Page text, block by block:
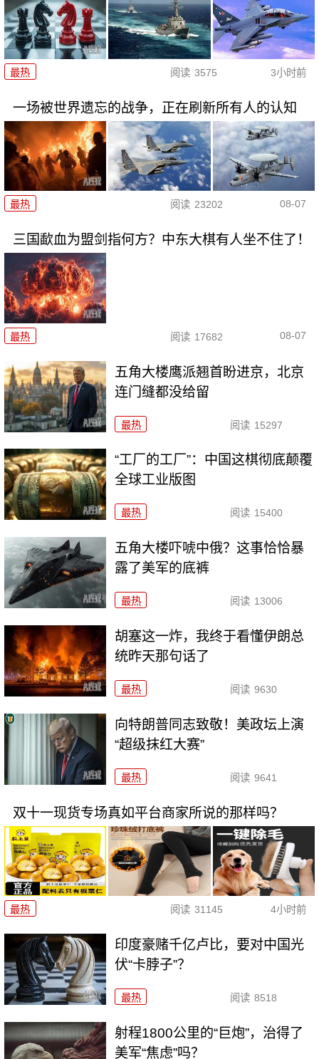
最热 阅读 3575 3小时前
一场被世界遗忘的战争，正在刷新所有人的认知
最热 阅读 23202 08-07
三国歃血为盟剑指何方？中东大棋有人坐不住了！
最热 阅读 17682 08-07
五角大楼鹰派翘首盼进京，北京
连门缝都没给留
最热 阅读 15297
“工厂的工厂”：中国这棋彻底颠覆
全球工业版图
最热 阅读 15400
五角大楼吓唬中俄？这事恰恰暴
露了美军的底裤
最热 阅读 13006
胡塞这一炸，我终于看懂伊朗总
统昨天那句话了
最热 阅读 9630
向特朗普同志致敬！美政坛上演
“超级抹红大赛”
最热 阅读 9641
双十一现货专场真如平台商家所说的那样吗？
最热 阅读 31145 4小时前
印度豪赌千亿卢比，要对中国光
伏“卡脖子”？
最热 阅读 8518
射程1800公里的“巨炮”，治得了
美军“焦虑”吗？